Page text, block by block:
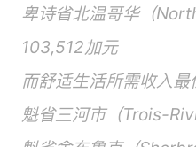
卑诗省北温哥华（
103,512加元
而舒适生活所需收入最
魁省三河市（Trois-